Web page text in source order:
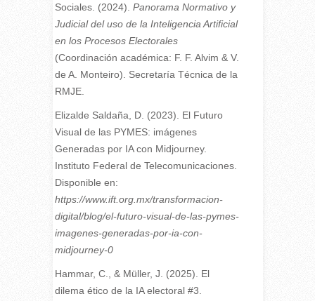
Sociales. (2024). Panorama Normativo y
Judicial del uso de la Inteligencia Artificial
en los Procesos Electorales
(Coordinación académica: F. F. Alvim & V.
de A. Monteiro). Secretaría Técnica de la
RMJE.
Elizalde Saldaña, D. (2023). El Futuro
Visual de las PYMES: imágenes
Generadas por IA con Midjourney.
Instituto Federal de Telecomunicaciones.
Disponible en:
https://www.ift.org.mx/transformacion-
digital/blog/el-futuro-visual-de-las-pymes-
imagenes-generadas-por-ia-con-
midjourney-0
Hammar, C., & Müller, J. (2025). El
dilema ético de la IA electoral #3.